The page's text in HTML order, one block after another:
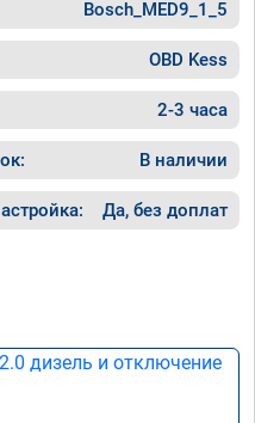
Bosch_MED9_1_5
OBD Kess
2-3 часа
В наличии
Да, без доплат